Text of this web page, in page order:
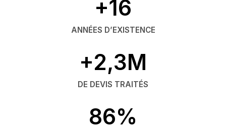
+16
ANNÉES D’EXISTENCE
+2,3M
DE DEVIS TRAITÉS
86%